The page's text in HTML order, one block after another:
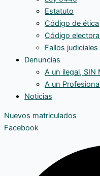
Estatuto
Código de ética
Código
Fallos judiciales
Denuncias
A un ilegal, SIN
A un
Noticias
Nuevos matriculados
Facebook